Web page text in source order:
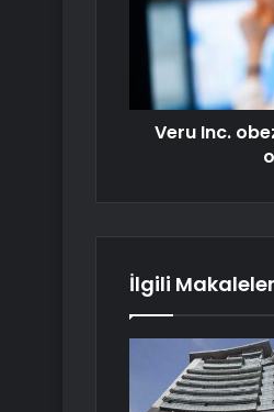
Veru Inc.
İlgili Makaleler